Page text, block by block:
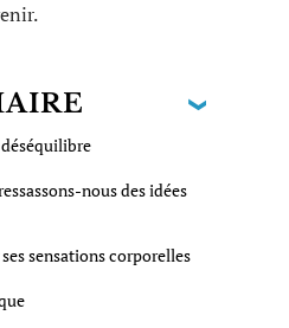
nous des idées
sensations corporelles